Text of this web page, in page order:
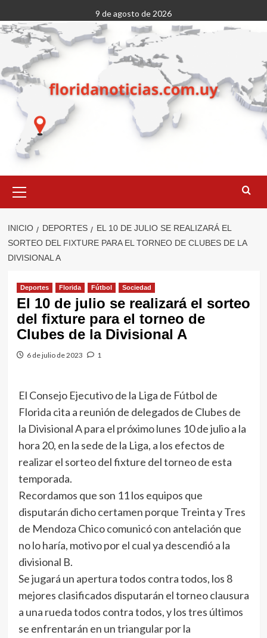
al
contenido
9 de agosto de 2026
primario
INICIO DEPORTES
EL 10 DE JULIO SE REALIZARÁ EL
SORTEO DEL FIXTURE PARA EL TORNEO DE CLUBES DE LA
DIVISIONAL A
Deportes Florida Fútbol Sociedad
El 10 de julio se realizará el sorteo
del fixture para el torneo de
Clubes de la Divisional A
6 de julio de 2023 1
El Consejo Ejecutivo de la Liga de Fútbol de
Florida cita a reunión de delegados de Clubes de
la Divisional A para el próximo lunes 10 de julio a la
hora 20, en la sede de la Liga, a los efectos de
realizar el sorteo del fixture del torneo de esta
temporada.
Recordamos que son 11 los equipos que
disputarán dicho certamen porque Treinta y Tres
de Mendoza Chico comunicó con antelación que
no lo haría, motivo por el cual ya descendió a la
divisional B.
Se jugará un apertura todos contra todos, los 8
mejores clasificados disputarán el torneo clausura
a una rueda todos contra todos, y los tres últimos
se enfrentarán en un triangular por la